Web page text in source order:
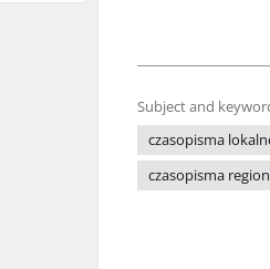
Subject and
czasopisma
czasopisma